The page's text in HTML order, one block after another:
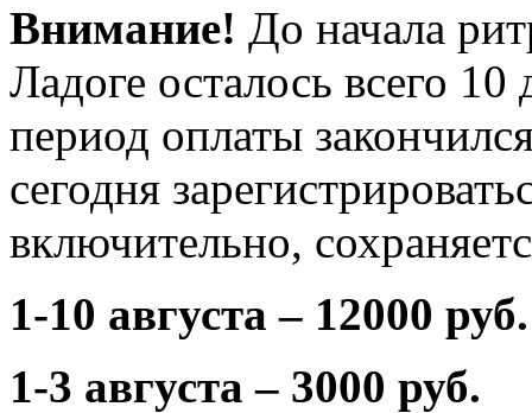
Внимание! До начала
Ладоге осталось всего
период оплаты
сегодня
включительно,
1-10 августа – 12000 руб.
1-3 августа – 3000 руб.